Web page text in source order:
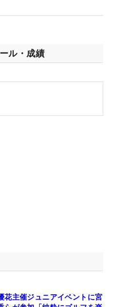
父と相談しながら」
まり見られない芝に慣れ
、「人生で一番高い買
万円の弾道測定器『ト
たい。美容や本場の韓
ゃないところにも行き
冠、海外メジャー優勝…
下の24年シーズンはすで
ル・成績
花主催ジュニアイベントに宮